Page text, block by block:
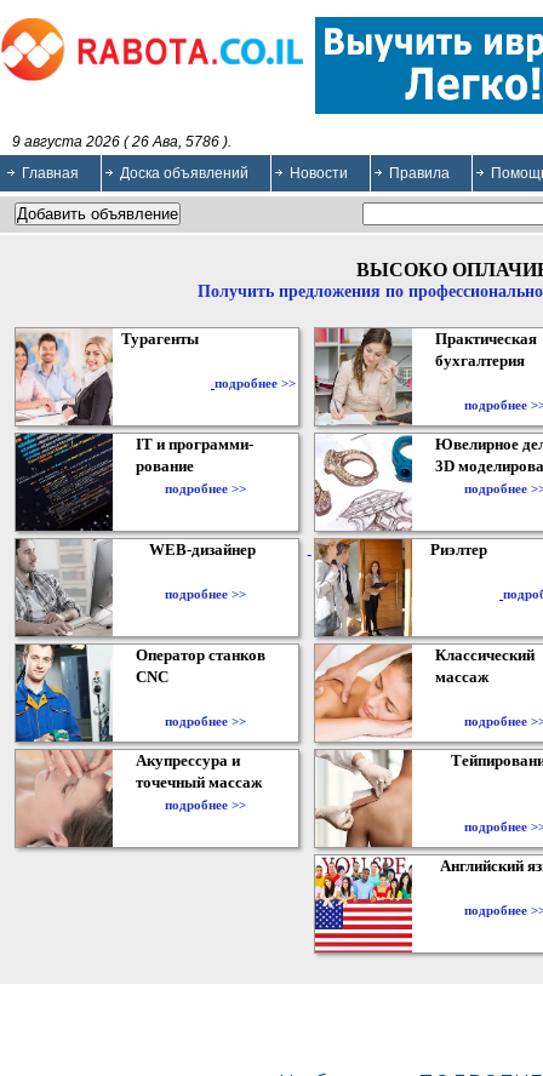
9 августа 2026 ( 26 Ава, 5786 ).
Главная
Доска объявлений Новости Правила
ВЫСОКО
Получить предложения по
Турагенты
подробнее >>
Практическая
бухгалтерия
подробнее
IT и программи-
рование
подробнее >>
Ювелирное
3D
подробнее
WEB-дизайнер
подробнее >>
Риэлтер
Оператор станков
CNC
подробнее >>
Классический
массаж
подробнее
Акупрессура и
точечный массаж
подробнее >>
подробнее
Английский
подробнее